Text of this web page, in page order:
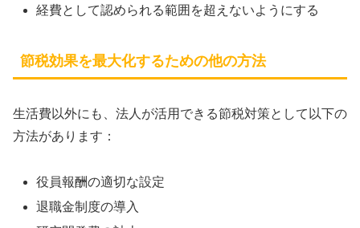
経費として認められる範囲を超えないようにする
節税効果を最大化するための他の方法
生活費以外にも、法人が活用できる節税対策として以下の
方法があります：
役員報酬の適切な設定
退職金制度の導入